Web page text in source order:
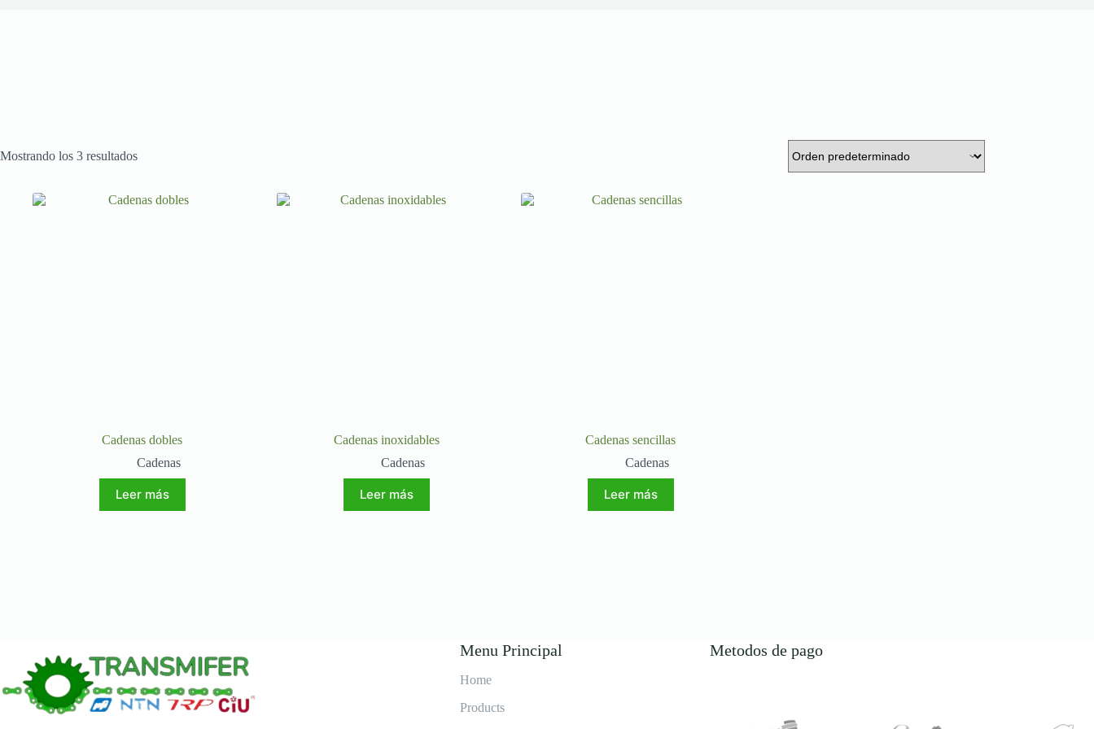
Mostrando los 3 resultados
Cadenas dobles
Cadenas
Leer más
Cadenas inoxidables
Cadenas
Leer más
Cadenas sencillas
Cadenas
Leer más
Menu Principal
Home
Products
Metodos de pago